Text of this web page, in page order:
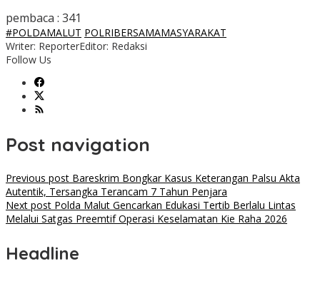
pembaca : 341
#POLDAMALUT POLRIBERSAMAMASYARAKAT
Writer: ReporterEditor: Redaksi
Follow Us
Post navigation
Previous post Bareskrim Bongkar Kasus Keterangan Palsu Akta
Autentik, Tersangka Terancam 7 Tahun Penjara
Next post Polda Malut Gencarkan Edukasi Tertib Berlalu Lintas
Melalui Satgas Preemtif Operasi Keselamatan Kie Raha 2026
Headline